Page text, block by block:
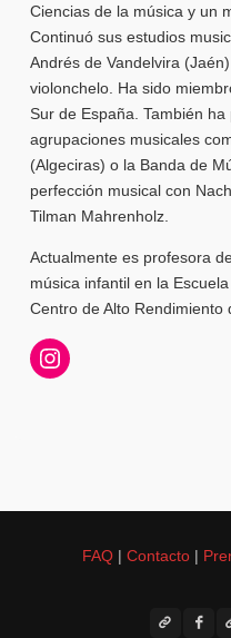
Ciencias de la música y un
Continuó sus estudios
Andrés de Vandelvira
violonchelo. Ha sido
Sur de España. También
agrupaciones musicales
(Algeciras) o la Banda de
perfección musical con
Tilman Mahrenholz.
Actualmente es profesora
música infantil en la
Centro de Alto Rendimiento
FAQ| Contacto|